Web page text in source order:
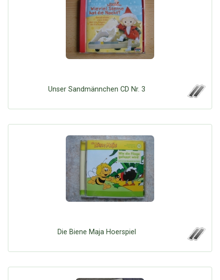
Unser Sandmännchen CD Nr. 3
Die Biene Maja Hoerspiel